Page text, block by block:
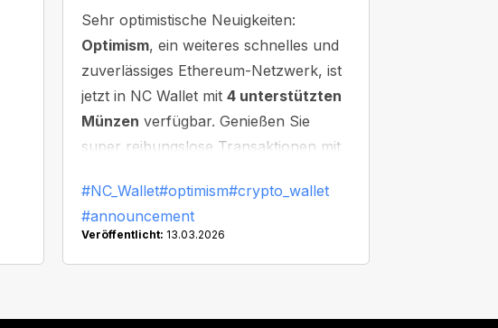
Sehr optimistische Neuigkeiten:
Optimism, ein weiteres schnelles und
zuverlässiges Ethereum-Netzwerk, ist
jetzt in NC Wallet mit 4 unterstützten
Münzen verfügbar. Genießen Sie
super reibungslose Transaktionen mit
#NC_Wallet#optimism#crypto_wallet
#announcement
Veröffentlicht: 13.03.2026